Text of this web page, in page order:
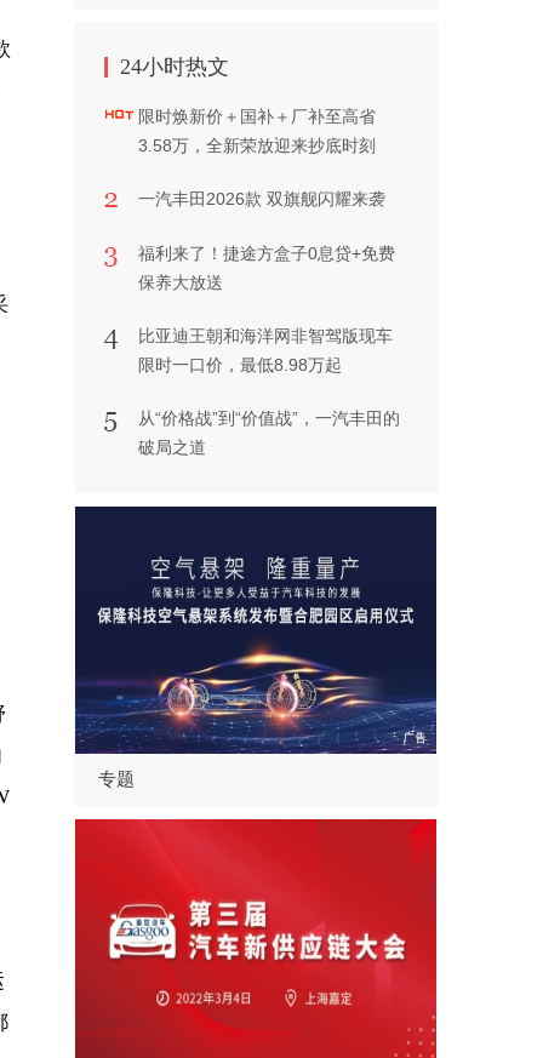
24小时热文
限时焕新价＋国补＋厂补至高省
3.58万，全新荣放迎来抄底时刻
一汽丰田2026款 双旗舰闪耀来袭
福利来了！捷途方盒子0息贷+免费
保养大放送
比亚迪王朝和海洋网非智驾版现车
限时一口价，最低8.98万起
从“价格战”到“价值战”，一汽丰田的
破局之道
专题